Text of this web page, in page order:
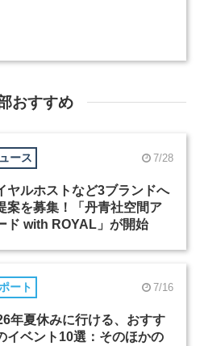
おすすめ
ース 7/28
ヤルホストなど3ブランドへ
案を募集！「丹青社空間ア
ド with ROYAL」が開始
ート 7/16
年夏休みに行ける、おすす
イベント10選：そのほかの